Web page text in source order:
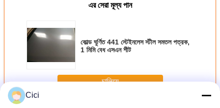
এর সেরা মূল্য পান
কোল্ড ঘূর্ণিত 441 স্টেইনলেস স্টীল সমতল পত্রক,
1 মিমি বেধ এসএন শীট
চালিয়ে
Cici